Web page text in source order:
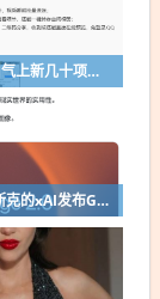
鸿蒙版QQ一口气上新几十项功能：10G文件可传微信好友
全球第二！马斯克的xAI发布Grok Imagine Image 2.0模型：AI生图/编辑能力大增